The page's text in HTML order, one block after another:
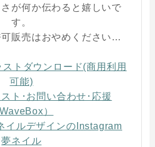
が何か伝わると嬉しいで
す。
販売はおやめください…
トダウンロード(商用利用
可能)
ト･お問い合わせ･応援
WaveBox）
イルデザインのInstagram
夢ネイル